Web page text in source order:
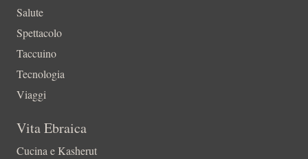
Salute
Spettacolo
Taccuino
Tecnologia
Viaggi
Vita Ebraica
Cucina e Kasherut